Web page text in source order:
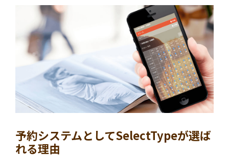
予約システムとしてSelectTypeが選ば
れる理由